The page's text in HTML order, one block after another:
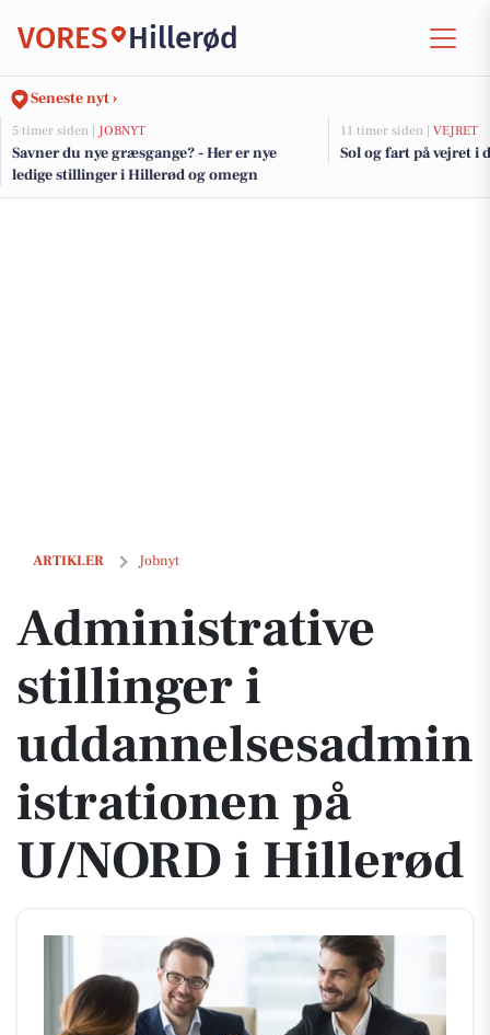
VORES Hillerød
Seneste nyt ›
5 timer siden | JOBNYT
Savner du nye græsgange? - Her er nye
ledige stillinger i Hillerød og omegn
11 timer siden | VEJRET
Sol og fart på vejret i
ARTIKLER Jobnyt
Administrative stillinger i uddannelsesadministrationen på U/
Administrative
stillinger i
uddannelsesadmin
istrationen på
U/NORD i Hillerød